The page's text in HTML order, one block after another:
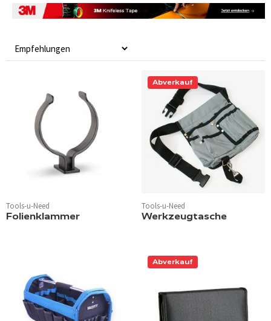
Tools-u-Need
Folienklammer
Abverkauf
Tools-u-Need
Werkzeugtasche
Abverkauf